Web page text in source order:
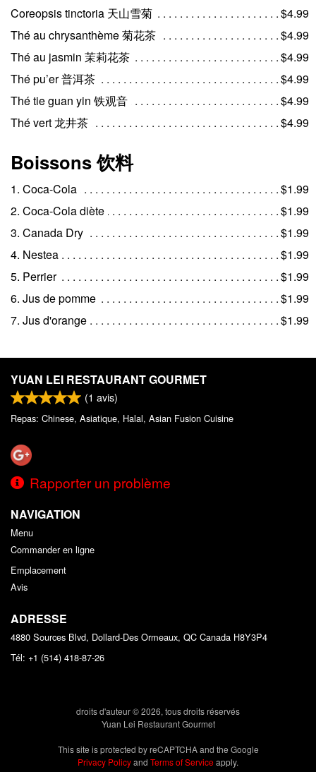
Coreopsis tinctoria 天山雪菊
$4.99
Thé au chrysanthème 菊花茶
$4.99
Thé au jasmin 茉莉花茶
$4.99
Thé pu’er 普洱茶
$4.99
Thé tie guan yin 铁观音
$4.99
Thé vert 龙井茶
$4.99
Boissons 饮料
1. Coca-Cola
$1.99
2. Coca-Cola diète
$1.99
3. Canada Dry
$1.99
4. Nestea
$1.99
5. Perrier
$1.99
6. Jus de pomme
$1.99
7. Jus d'orange
$1.99
YUAN LEI RESTAURANT GOURMET
(1 avis)
Repas: Chinese, Asiatique, Halal, Asian Fusion Cuisine
Rapporter un problème
NAVIGATION
Menu
Commander en ligne
Emplacement
Avis
ADRESSE
4880 Sources Blvd, Dollard-Des Ormeaux, QC Canada H8Y3P4
Tél: +1 (514) 418-87-26
droits d'auteur © 2026, tous droits réservés
Yuan Lei Restaurant Gourmet
This site is protected by reCAPTCHA and the Google
Privacy Policyand Terms of Serviceapply.